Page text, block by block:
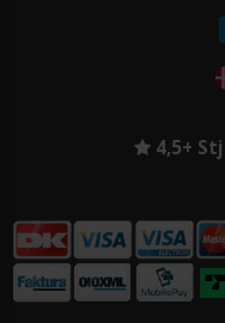
4,5+